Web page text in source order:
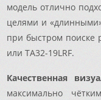
модель отлично
целями и
при быстром поиске
или TA32-19LRF.
Качественная
максимально